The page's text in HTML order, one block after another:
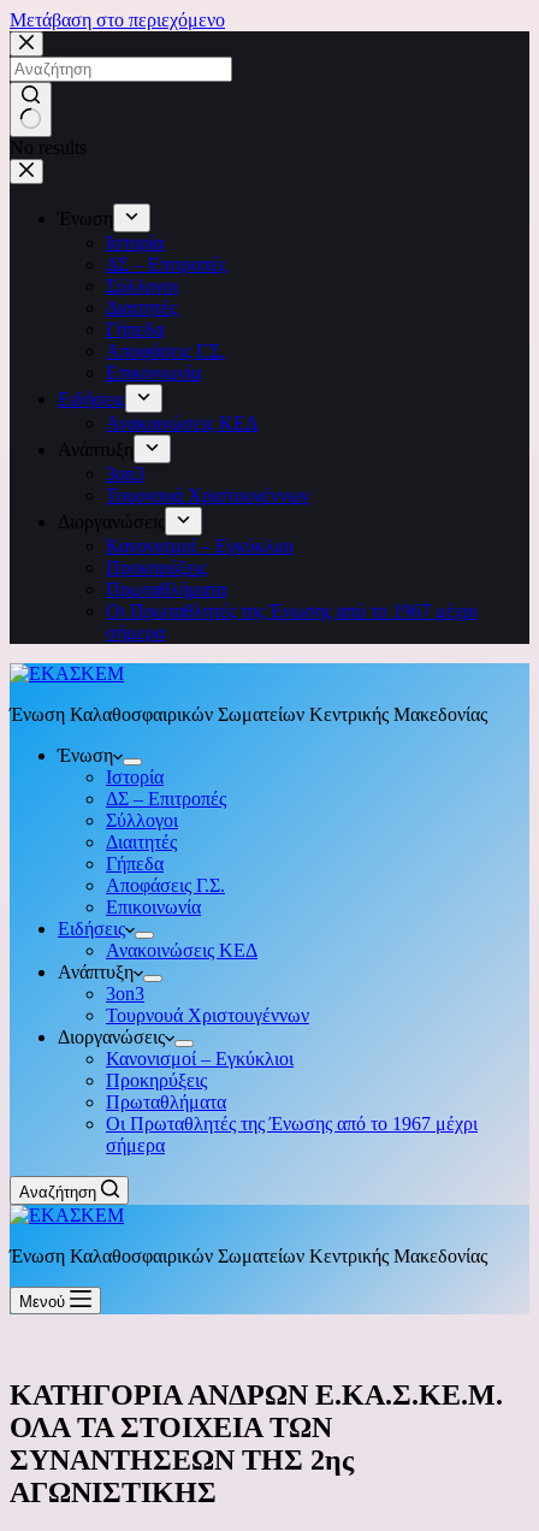
Μετάβαση στο περιεχόμενο
No results
Ένωση
Ιστορία
ΔΣ – Επιτροπές
Σύλλογοι
Διαιτητές
Γήπεδα
Αποφάσεις Γ.Σ.
Επικοινωνία
Ειδήσεις
Ανακοινώσεις ΚΕΔ
Ανάπτυξη
3on3
Τουρνουά Χριστουγέννων
Διοργανώσεις
Κανονισμοί – Εγκύκλιοι
Προκηρύξεις
Πρωταθλήματα
Οι Πρωταθλητές της Ένωσης από το 1967 μέχρι
σήμερα
Ένωση Καλαθοσφαιρικών Σωματείων Κεντρικής Μακεδονίας
Ένωση
Ιστορία
ΔΣ – Επιτροπές
Σύλλογοι
Διαιτητές
Γήπεδα
Αποφάσεις Γ.Σ.
Επικοινωνία
Ειδήσεις
Ανακοινώσεις ΚΕΔ
Ανάπτυξη
3on3
Τουρνουά Χριστουγέννων
Διοργανώσεις
Κανονισμοί – Εγκύκλιοι
Προκηρύξεις
Πρωταθλήματα
Οι Πρωταθλητές της Ένωσης από το 1967 μέχρι
σήμερα
Αναζήτηση
Ένωση Καλαθοσφαιρικών Σωματείων Κεντρικής Μακεδονίας
Μενού
ΚΑΤΗΓΟΡΙΑ ΑΝΔΡΩΝ Ε.ΚΑ.Σ.ΚΕ.Μ.
ΟΛΑ ΤΑ ΣΤΟΙΧΕΙΑ ΤΩΝ
ΣΥΝΑΝΤΗΣΕΩΝ ΤΗΣ 2ης
ΑΓΩΝΙΣΤΙΚΗΣ